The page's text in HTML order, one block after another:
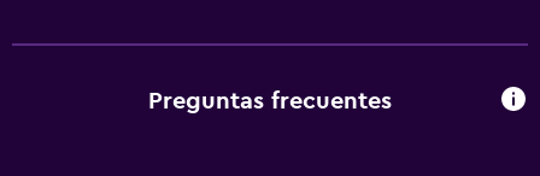
Preguntas frecuentes